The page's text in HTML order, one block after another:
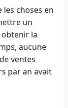
les choses en
un
obtenir la
aucune
ventes
par an avait